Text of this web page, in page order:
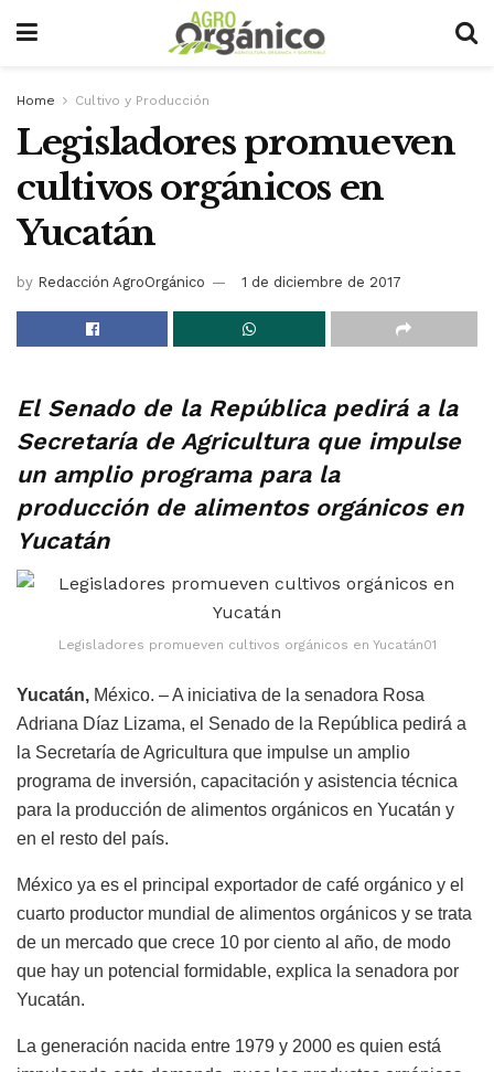
Home Cultivo y Producción
Legisladores promueven
cultivos orgánicos en
Yucatán
by Redacción AgroOrgánico 1 de diciembre de 2017
El Senado de la República pedirá a la
Secretaría de Agricultura que impulse
un amplio programa para la
producción de alimentos orgánicos en
Yucatán
Legisladores promueven cultivos orgánicos en Yucatán01
Yucatán, México. – A iniciativa de la senadora Rosa
Adriana Díaz Lizama, el Senado de la República pedirá a
la Secretaría de Agricultura que impulse un amplio
programa de inversión, capacitación y asistencia técnica
para la producción de alimentos orgánicos en Yucatán y
en el resto del país.
México ya es el principal exportador de café orgánico y el
cuarto productor mundial de alimentos orgánicos y se trata
de un mercado que crece 10 por ciento al año, de modo
que hay un potencial formidable, explica la senadora por
Yucatán.
La generación nacida entre 1979 y 2000 es quien está